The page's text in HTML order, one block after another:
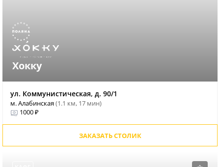
Хокку
ул. Коммунистическая, д. 90/1
м. Алабинская(1.1 км, 17 мин)
1000 ₽
ЗАКАЗАТЬ СТОЛИК